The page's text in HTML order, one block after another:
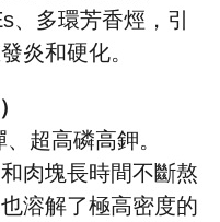
、多環芳香烴，引
炎和硬化。
超高磷高鉀。
肉塊長時間不斷熬
溶解了極高密度的